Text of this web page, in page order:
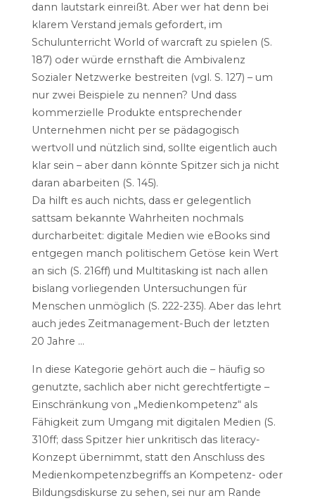
dann lautstark einreißt. Aber wer hat denn bei
klarem Verstand jemals gefordert, im
Schulunterricht World of warcraft zu spielen (S.
187) oder würde ernsthaft die Ambivalenz
Sozialer Netzwerke bestreiten (vgl. S. 127) – um
nur zwei Beispiele zu nennen? Und dass
kommerzielle Produkte entsprechender
Unternehmen nicht per se pädagogisch
wertvoll und nützlich sind, sollte eigentlich auch
klar sein – aber dann könnte Spitzer sich ja nicht
daran abarbeiten (S. 145).
Da hilft es auch nichts, dass er gelegentlich
sattsam bekannte Wahrheiten nochmals
durcharbeitet: digitale Medien wie eBooks sind
entgegen manch politischem Getöse kein Wert
an sich (S. 216ff) und Multitasking ist nach allen
bislang vorliegenden Untersuchungen für
Menschen unmöglich (S. 222-235). Aber das lehrt
auch jedes Zeitmanagement-Buch der letzten
20 Jahre …
In diese Kategorie gehört auch die – häufig so
genutzte, sachlich aber nicht gerechtfertigte –
Einschränkung von „Medienkompetenz“ als
Fähigkeit zum Umgang mit digitalen Medien (S.
310ff; dass Spitzer hier unkritisch das literacy-
Konzept übernimmt, statt den Anschluss des
Medienkompetenzbegriffs an Kompetenz- oder
Bildungsdiskurse zu sehen, sei nur am Rande